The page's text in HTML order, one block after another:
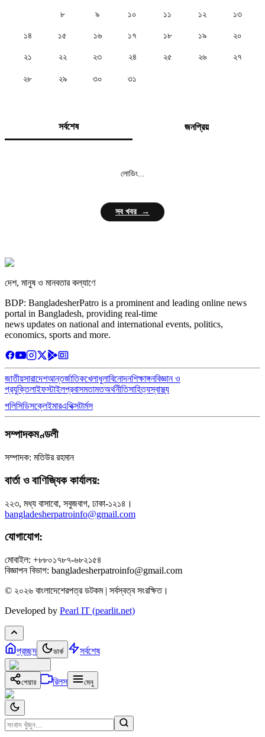
৮ ৯ ১০ ১১ ১২ ১৩
১৪ ১৫ ১৬ ১৭ ১৮ ১৯ ২০
২১ ২২ ২৩ ২৪ ২৫ ২৬ ২৭
২৮ ২৯ ৩০ ৩১
সর্বশেষ জনপ্রিয়
লোডিং...
সব খবর →
দেশ, মানুষ ও মানবতার কল্যাণে
BDP: BangladesherPatro is a prominent and leading online news
portal in Bangladesh, providing real-time
news updates on national and international events, politics,
economics, sports and more.
জাতীয়সারাদেশআন্তর্জাতিকখেলাধুলাবিনোদনশিক্ষাঙ্গনবিজ্ঞান ও
প্রযুক্তিলাইফস্টাইলপ্রবাসমতামতঅর্থনীতিসাহিত্যস্বাস্থ্য
পলিসিডিসক্লেইমারএথিক্সটার্মস
সম্পাদকমণ্ডলী
সম্পাদক: মতিউর রহমান
বার্তা ও বাণিজ্যিক কার্যালয়:
২২৩, মধ্য বাসাবো, সবুজবাগ, ঢাকা-১২১৪।
bangladesherpatroinfo@gmail.com
যোগাযোগ:
মোবাইল: +৮৮০১৭৮৭-৬৮২১৫৪
বিজ্ঞাপন বিভাগ: bangladesherpatroinfo@gmail.com
© ২০২৬ বাংলাদেশেরপত্র ডটকম | সর্বস্বত্ব সংরক্ষিত।
Developed by Pearl IT (pearlit.net)
প্রচ্ছদ ডার্ক সর্বশেষ
শেয়ার রিলস মেনু